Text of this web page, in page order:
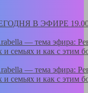
В ЭФИРЕ
— тема эфира:
семьях и как с этим
— тема эфира:
семьях и как с этим